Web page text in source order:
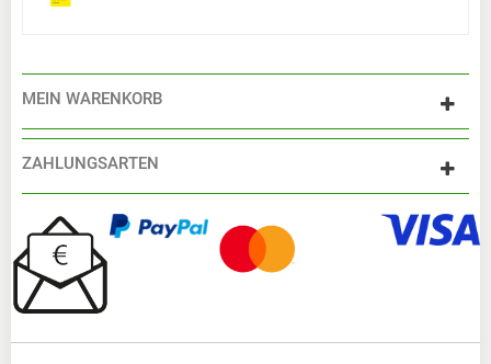
MEIN WARENKORB
ZAHLUNGSARTEN